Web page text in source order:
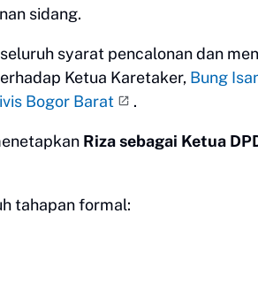
sidang.
syarat pencalonan dan
Ketua Karetaker, Bung
Bogor Barat .
Riza sebagai Ketua
tahapan formal: